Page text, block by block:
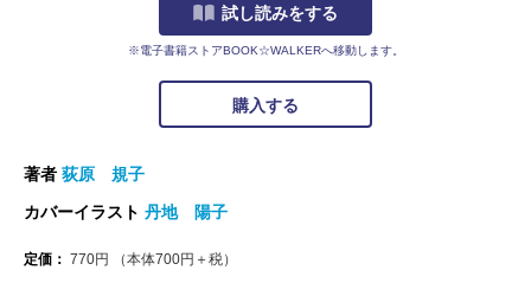
試し読みをする
※電子書籍ストアBOOK☆WALKERへ移動します。
購入する
著者 荻原 規子
カバーイラスト 丹地 陽子
定価： 770円 （本体700円＋税）